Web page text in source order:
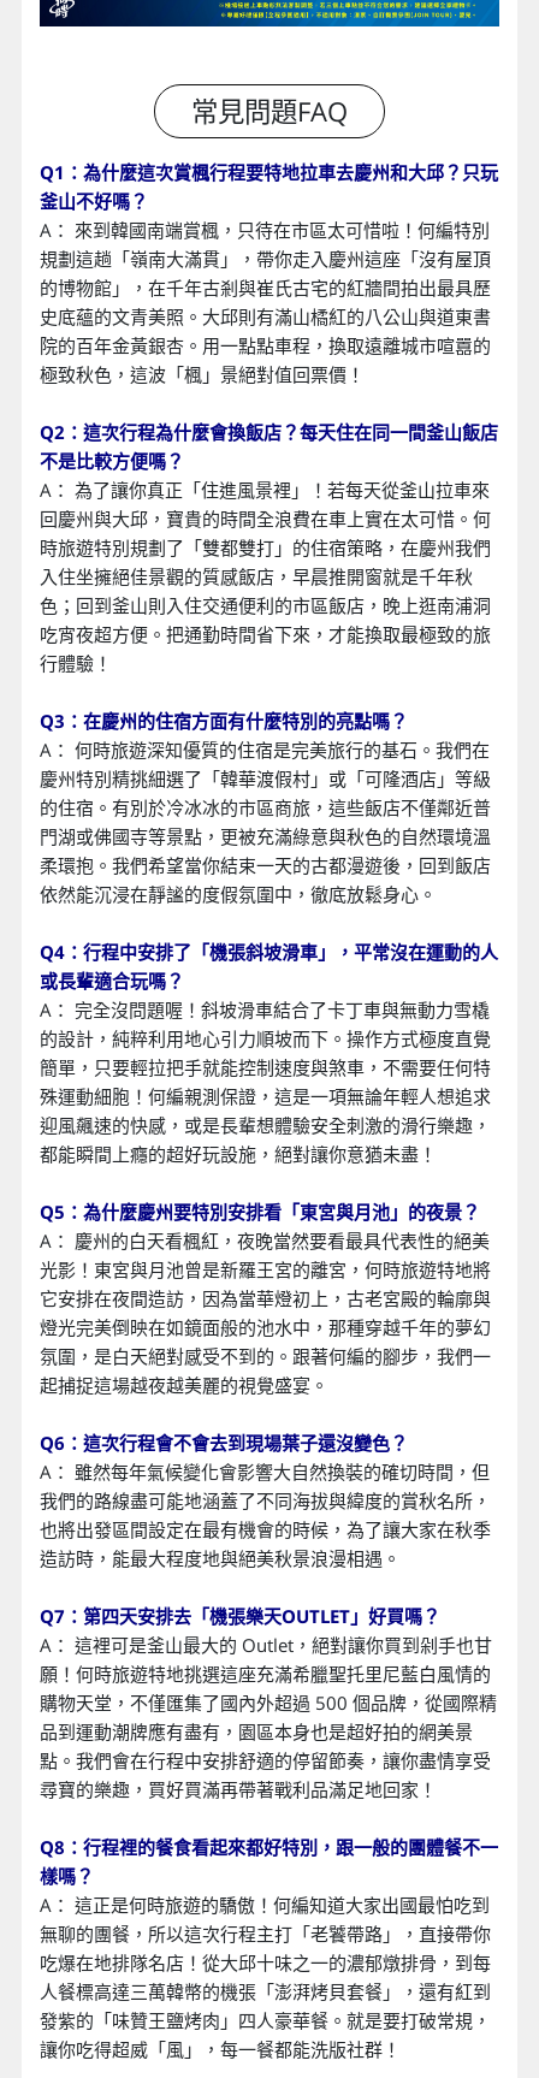
Q1：為什麼這次賞楓行程要特地拉車去慶州和大邱？只玩
釜山不好嗎？
A： 來到韓國南端賞楓，只待在市區太可惜啦！何編特別
規劃這趟「嶺南大滿貫」，帶你走入慶州這座「沒有屋頂
的博物館」，在千年古剎與崔氏古宅的紅牆間拍出最具歷
史底蘊的文青美照。大邱則有滿山橘紅的八公山與道東書
院的百年金黃銀杏。用一點點車程，換取遠離城市喧囂的
極致秋色，這波「楓」景絕對值回票價！
Q2：這次行程為什麼會換飯店？每天住在同一間釜山飯店
不是比較方便嗎？
A： 為了讓你真正「住進風景裡」！若每天從釜山拉車來
回慶州與大邱，寶貴的時間全浪費在車上實在太可惜。何
時旅遊特別規劃了「雙都雙打」的住宿策略，在慶州我們
入住坐擁絕佳景觀的質感飯店，早晨推開窗就是千年秋
色；回到釜山則入住交通便利的市區飯店，晚上逛南浦洞
吃宵夜超方便。把通勤時間省下來，才能換取最極致的旅
行體驗！
Q3：在慶州的住宿方面有什麼特別的亮點嗎？
A： 何時旅遊深知優質的住宿是完美旅行的基石。我們在
慶州特別精挑細選了「韓華渡假村」或「可隆酒店」等級
的住宿。有別於冷冰冰的市區商旅，這些飯店不僅鄰近普
門湖或佛國寺等景點，更被充滿綠意與秋色的自然環境溫
柔環抱。我們希望當你結束一天的古都漫遊後，回到飯店
依然能沉浸在靜謐的度假氛圍中，徹底放鬆身心。
Q4：行程中安排了「機張斜坡滑車」，平常沒在運動的人
或長輩適合玩嗎？
A： 完全沒問題喔！斜坡滑車結合了卡丁車與無動力雪橇
的設計，純粹利用地心引力順坡而下。操作方式極度直覺
簡單，只要輕拉把手就能控制速度與煞車，不需要任何特
殊運動細胞！何編親測保證，這是一項無論年輕人想追求
迎風飆速的快感，或是長輩想體驗安全刺激的滑行樂趣，
都能瞬間上癮的超好玩設施，絕對讓你意猶未盡！
Q5：為什麼慶州要特別安排看「東宮與月池」的夜景？
A： 慶州的白天看楓紅，夜晚當然要看最具代表性的絕美
光影！東宮與月池曾是新羅王宮的離宮，何時旅遊特地將
它安排在夜間造訪，因為當華燈初上，古老宮殿的輪廓與
燈光完美倒映在如鏡面般的池水中，那種穿越千年的夢幻
氛圍，是白天絕對感受不到的。跟著何編的腳步，我們一
起捕捉這場越夜越美麗的視覺盛宴。
Q6：這次行程會不會去到現場葉子還沒變色？
A： 雖然每年氣候變化會影響大自然換裝的確切時間，但
我們的路線盡可能地涵蓋了不同海拔與緯度的賞秋名所，
也將出發區間設定在最有機會的時候，為了讓大家在秋季
造訪時，能最大程度地與絕美秋景浪漫相遇。
Q7：第四天安排去「機張樂天OUTLET」好買嗎？
A： 這裡可是釜山最大的 Outlet，絕對讓你買到剁手也甘
願！何時旅遊特地挑選這座充滿希臘聖托里尼藍白風情的
購物天堂，不僅匯集了國內外超過 500 個品牌，從國際精
品到運動潮牌應有盡有，園區本身也是超好拍的網美景
點。我們會在行程中安排舒適的停留節奏，讓你盡情享受
尋寶的樂趣，買好買滿再帶著戰利品滿足地回家！
Q8：行程裡的餐食看起來都好特別，跟一般的團體餐不一
樣嗎？
A： 這正是何時旅遊的驕傲！何編知道大家出國最怕吃到
無聊的團餐，所以這次行程主打「老饕帶路」，直接帶你
吃爆在地排隊名店！從大邱十味之一的濃郁燉排骨，到每
人餐標高達三萬韓幣的機張「澎湃烤貝套餐」，還有紅到
發紫的「味贊王鹽烤肉」四人豪華餐。就是要打破常規，
讓你吃得超威「風」，每一餐都能洗版社群！